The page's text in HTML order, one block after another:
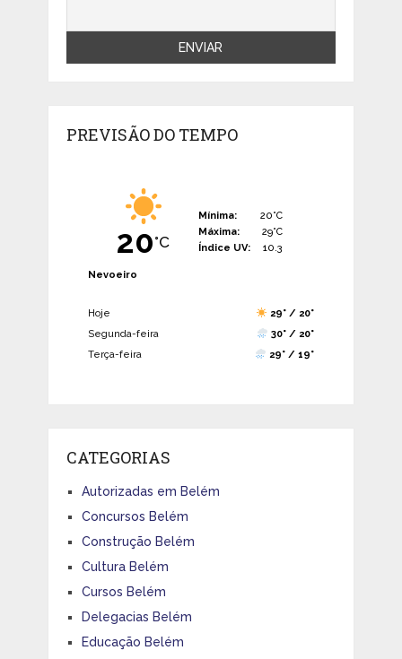
PREVISÃO DO TEMPO
20°C
Mínima:
20°C
Máxima:
29°C
Índice UV:
10.3
Nevoeiro
Hoje
29° / 20°
Segunda-feira
30° / 20°
Terça-feira
29° / 19°
CATEGORIAS
Autorizadas em Belém
Concursos Belém
Construção Belém
Cultura Belém
Cursos Belém
Delegacias Belém
Educação Belém